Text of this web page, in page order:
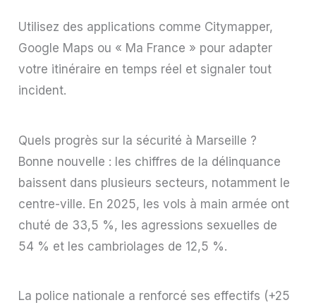
Utilisez des applications comme Citymapper,
Google Maps ou « Ma France » pour adapter
votre itinéraire en temps réel et signaler tout
incident.
Quels progrès sur la sécurité à Marseille ?
Bonne nouvelle : les chiffres de la délinquance
baissent dans plusieurs secteurs, notamment le
centre-ville. En 2025, les vols à main armée ont
chuté de 33,5 %, les agressions sexuelles de
54 % et les cambriolages de 12,5 %.
La police nationale a renforcé ses effectifs (+25